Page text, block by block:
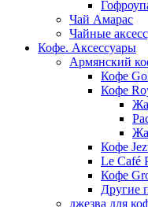
Чай Амарас
Чайные
Кофе. Аксессуары
Армянский
Кофе
Кофе
Кофе
Le Café
Кофе
Другие
джезва для